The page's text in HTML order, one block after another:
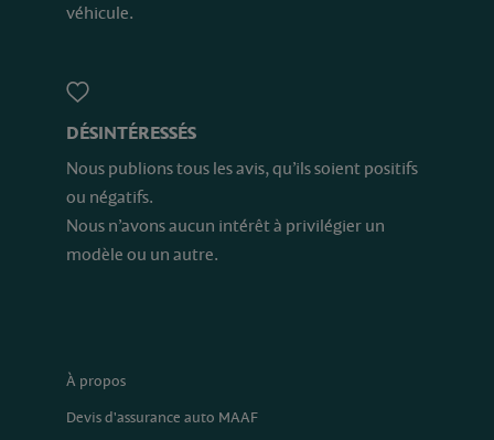
véhicule.
DÉSINTÉRESSÉS
Nous publions tous les avis, qu’ils soient positifs
ou négatifs.
Nous n’avons aucun intérêt à privilégier un
modèle ou un autre.
À propos
Devis d'assurance auto MAAF